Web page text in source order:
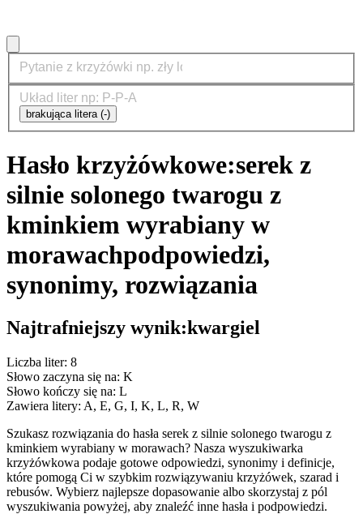
brakująca litera (-)
Hasło krzyżówkowe:serek z
silnie solonego twarogu z
kminkiem wyrabiany w
morawachpodpowiedzi,
synonimy, rozwiązania
Najtrafniejszy wynik:kwargiel
Liczba liter: 8
Słowo zaczyna się na: K
Słowo kończy się na: L
Zawiera litery: A, E, G, I, K, L, R, W
Szukasz rozwiązania do hasła serek z silnie solonego twarogu z
kminkiem wyrabiany w morawach? Nasza wyszukiwarka
krzyżówkowa podaje gotowe odpowiedzi, synonimy i definicje,
które pomogą Ci w szybkim rozwiązywaniu krzyżówek, szarad i
rebusów. Wybierz najlepsze dopasowanie albo skorzystaj z pól
wyszukiwania powyżej, aby znaleźć inne hasła i podpowiedzi.